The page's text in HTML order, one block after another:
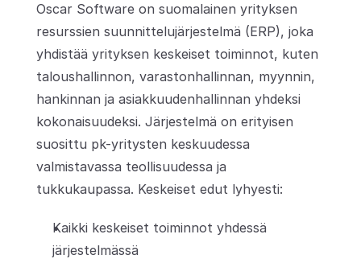
Blogi
Muutosloki
Tuki
Kehittäjille
Oscar Software on suomalainen yrityksen
resurssien suunnittelujärjestelmä (ERP), joka
yhdistää yrityksen keskeiset toiminnot, kuten
taloushallinnon, varastonhallinnan, myynnin,
hankinnan ja asiakkuudenhallinnan yhdeksi
kokonaisuudeksi. Järjestelmä on erityisen
suosittu pk-yritysten keskuudessa
valmistavassa teollisuudessa ja
tukkukaupassa. Keskeiset edut lyhyesti:
Kaikki keskeiset toiminnot yhdessä
järjestelmässä